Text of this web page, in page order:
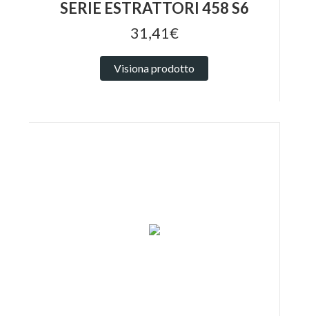
SERIE ESTRATTORI 458 S6
31,41€
Visiona prodotto